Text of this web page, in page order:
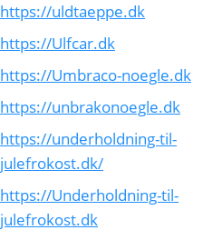
https://uldtaeppe.dk
https://Ulfcar.dk
https://Umbraco-noegle.dk
https://unbrakonoegle.dk
https://underholdning-til-
julefrokost.dk/
https://Underholdning-til-
julefrokost.dk